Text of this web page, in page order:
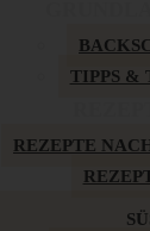
TIPPS &
REZEPTE